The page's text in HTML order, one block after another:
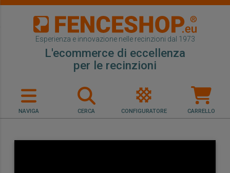
Esperienza e innovazione nelle recinzioni dal 1973
L'ecommerce di eccellenza
per le recinzioni
NAVIGA CERCA CONFIGURATORE CARRELLO